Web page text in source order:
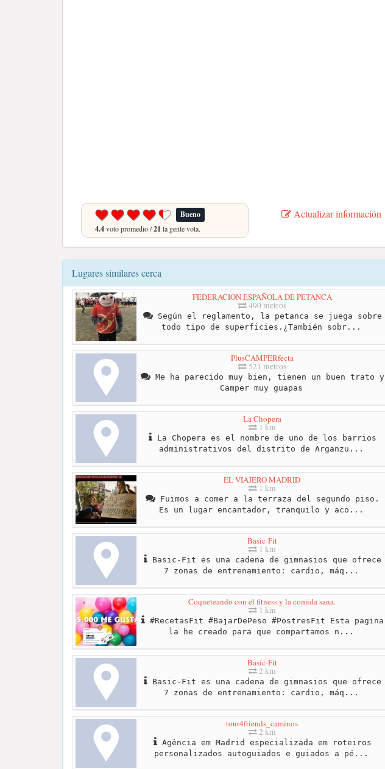
Bueno
4.4voto promedio /21 la gente vota.
Actualizar información
Lugares similares cerca
FEDERACION ESPAÑOLA DE PETANCA
490 metros
Según el reglamento, la petanca se juega sobre
todo tipo de superficies.¿También sobr...
PlusCAMPERfecta
521 metros
Me ha parecido muy bien, tienen un buen trato y
Camper muy guapas
La Chopera
1 km
La Chopera es el nombre de uno de los barrios
administrativos del distrito de Arganzu...
EL VIAJERO MADRID
1 km
Fuimos a comer a la terraza del segundo piso.
Es un lugar encantador, tranquilo y aco...
Basic-Fit
1 km
Basic-Fit es una cadena de gimnasios que ofrece
7 zonas de entrenamiento: cardio, máq...
Coqueteando con el fitness y la comida sana.
1 km
#RecetasFit #BajarDePeso #PostresFit Esta pagina
la he creado para que compartamos n...
Basic-Fit
2 km
Basic-Fit es una cadena de gimnasios que ofrece
7 zonas de entrenamiento: cardio, máq...
tour4friends_caminos
2 km
Agência em Madrid especializada em roteiros
personalizados autoguiados e guiados a pé...